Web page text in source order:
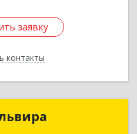
заявку
контакты
заявку
Эльвира